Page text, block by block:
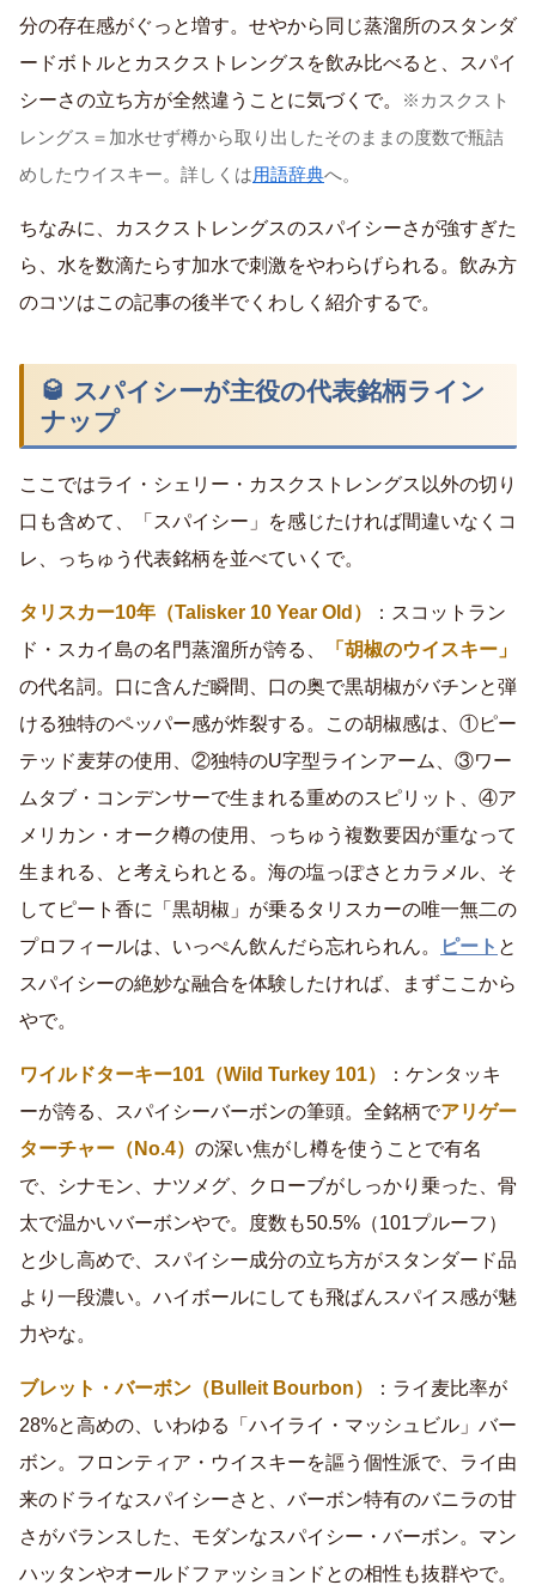
分の存在感がぐっと増す。せやから同じ蒸溜所のスタンダ
ードボトルとカスクストレングスを飲み比べると、スパイ
シーさの立ち方が全然違うことに気づくで。
※カスクスト
レングス＝加水せず樽から取り出したそのままの度数で瓶詰
めしたウイスキー。詳しくは用語辞典へ。
ちなみに、カスクストレングスのスパイシーさが強すぎた
ら、水を数滴たらす加水で刺激をやわらげられる。飲み方
のコツはこの記事の後半でくわしく紹介するで。
🥃 スパイシーが主役の代表銘柄ライン
ナップ
ここではライ・シェリー・カスクストレングス以外の切り
口も含めて、「スパイシー」を感じたければ間違いなくコ
レ、っちゅう代表銘柄を並べていくで。
タリスカー10年（Talisker 10 Year Old）
：スコットラン
ド・スカイ島の名門蒸溜所が誇る、
「胡椒のウイスキー」
の代名詞。口に含んだ瞬間、口の奥で黒胡椒がバチンと弾
ける独特のペッパー感が炸裂する。この胡椒感は、①ピー
テッド麦芽の使用、②独特のU字型ラインアーム、③ワー
ムタブ・コンデンサーで生まれる重めのスピリット、④ア
メリカン・オーク樽の使用、っちゅう複数要因が重なって
生まれる、と考えられとる。海の塩っぽさとカラメル、そ
してピート香に「黒胡椒」が乗るタリスカーの唯一無二の
プロフィールは、いっぺん飲んだら忘れられん。
ピート と
スパイシーの絶妙な融合を体験したければ、まずここから
やで。
ワイルドターキー101（Wild Turkey 101）
：ケンタッキ
ーが誇る、スパイシーバーボンの筆頭。全銘柄でアリゲー
ターチャー（No.4） の深い焦がし樽を使うことで有名
で、シナモン、ナツメグ、クローブがしっかり乗った、骨
太で温かいバーボンやで。度数も50.5%（101プルーフ）
と少し高めで、スパイシー成分の立ち方がスタンダード品
より一段濃い。ハイボールにしても飛ばんスパイス感が魅
力やな。
ブレット・バーボン（Bulleit Bourbon）
：ライ麦比率が
28%と高めの、いわゆる「ハイライ・マッシュビル」バー
ボン。フロンティア・ウイスキーを謳う個性派で、ライ由
来のドライなスパイシーさと、バーボン特有のバニラの甘
さがバランスした、モダンなスパイシー・バーボン。マン
ハッタンやオールドファッションドとの相性も抜群やで。